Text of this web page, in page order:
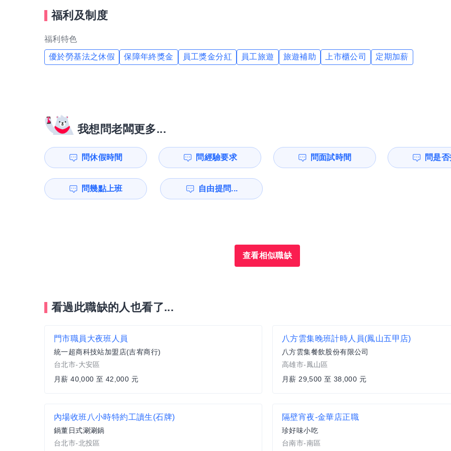
福利及制度
福利特色
優於勞基法之休假 保障年終獎金 員工獎金分紅 員工旅遊 旅遊補助 上市櫃公司 定期加薪
我想問老闆更多...
問休假時間 問經驗要求 問面試時間 問是
問幾點上班 自由提問...
查看相似職缺
看過此職缺的人也看了...
門市職員大夜班人員
統一超商科技站加盟店(吉宥商行)
台北市-大安區
月薪 40,000 至 42,000 元
八方雲集晚班計時人員(鳳山五甲店)
八方雲集餐飲股份有限公司
高雄市-鳳山區
月薪 29,500 至 38,000 元
內場收班八小時特約工讀生(石牌)
鍋董日式涮涮鍋
台北市-北投區
隔壁宵夜-金華店正職
珍好味小吃
台南市-南區